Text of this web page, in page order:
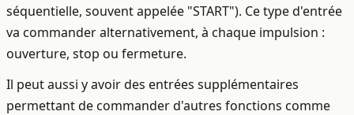
séquentielle, souvent appelée "START"). Ce type d'entrée
va commander alternativement, à chaque impulsion :
ouverture, stop ou fermeture.
Il peut aussi y avoir des entrées supplémentaires
permettant de commander d'autres fonctions comme